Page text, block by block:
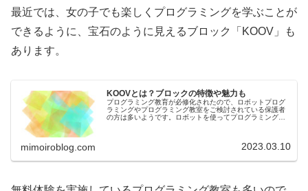
最近では、女の子でも楽しくプログラミングを学ぶことが
できるように、宝石のように見えるブロック「KOOV」も
あります。
KOOVとは？ブロックの特徴や魅力も
プログラミング教育が必修化されたので、ロボットプログ
ラミングやプログラミング教室をご検討されている保護者
の方は多いようです。ロボットを使ってプログラミングを
mimoiroblog.com 2023.03.10